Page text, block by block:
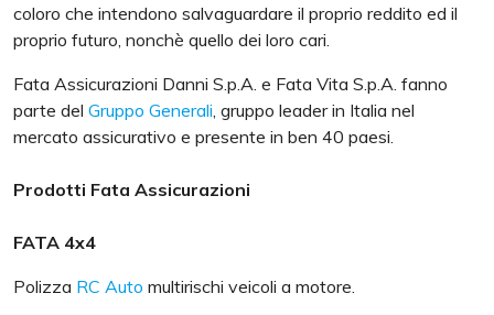
coloro che intendono salvaguardare il proprio reddito ed il
proprio futuro, nonchè quello dei loro cari.
Fata Assicurazioni Danni S.p.A. e Fata Vita S.p.A. fanno
parte del Gruppo Generali, gruppo leader in Italia nel
mercato assicurativo e presente in ben 40 paesi.
Prodotti Fata Assicurazioni
FATA 4x4
Polizza RC Auto multirischi veicoli a motore.